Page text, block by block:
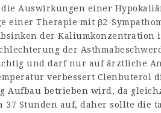
Auswirkungen einer
einer Therapie mit β2-
der Kaliumkonzentration
der
und darf nur auf ärztliche
verbessert Clenbuterol
Aufbau betrieben wird, da
Stunden auf, daher sollte die